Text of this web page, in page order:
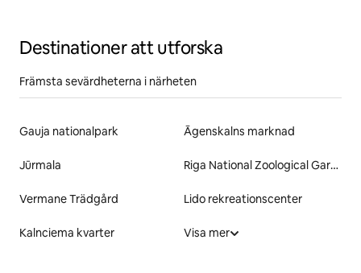
Destinationer att utforska
Främsta sevärdheterna i närheten
Gauja nationalpark Āgenskalns marknad
Jūrmala Riga National Zoological Garden
Vermane Trädgård Lido rekreationscenter
Kalnciema kvarter Visa mer